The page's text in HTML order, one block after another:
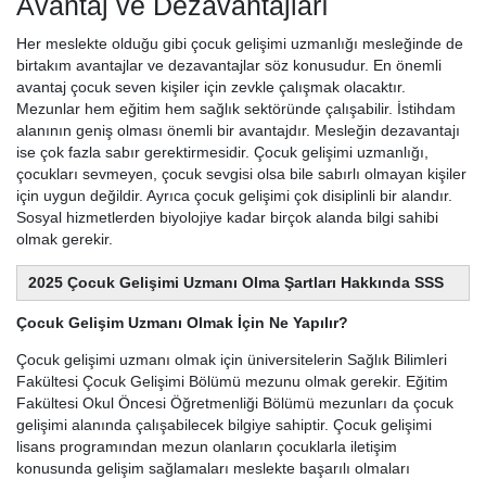
Avantaj ve Dezavantajları
Her meslekte olduğu gibi çocuk gelişimi uzmanlığı mesleğinde de
birtakım avantajlar ve dezavantajlar söz konusudur. En önemli
avantaj çocuk seven kişiler için zevkle çalışmak olacaktır.
Mezunlar hem eğitim hem sağlık sektöründe çalışabilir. İstihdam
alanının geniş olması önemli bir avantajdır. Mesleğin dezavantajı
ise çok fazla sabır gerektirmesidir. Çocuk gelişimi uzmanlığı,
çocukları sevmeyen, çocuk sevgisi olsa bile sabırlı olmayan kişiler
için uygun değildir. Ayrıca çocuk gelişimi çok disiplinli bir alandır.
Sosyal hizmetlerden biyolojiye kadar birçok alanda bilgi sahibi
olmak gerekir.
2025 Çocuk Gelişimi Uzmanı Olma Şartları Hakkında SSS
Çocuk Gelişim Uzmanı Olmak İçin Ne Yapılır?
Çocuk gelişimi uzmanı olmak için üniversitelerin Sağlık Bilimleri
Fakültesi Çocuk Gelişimi Bölümü mezunu olmak gerekir. Eğitim
Fakültesi Okul Öncesi Öğretmenliği Bölümü mezunları da çocuk
gelişimi alanında çalışabilecek bilgiye sahiptir. Çocuk gelişimi
lisans programından mezun olanların çocuklarla iletişim
konusunda gelişim sağlamaları meslekte başarılı olmaları